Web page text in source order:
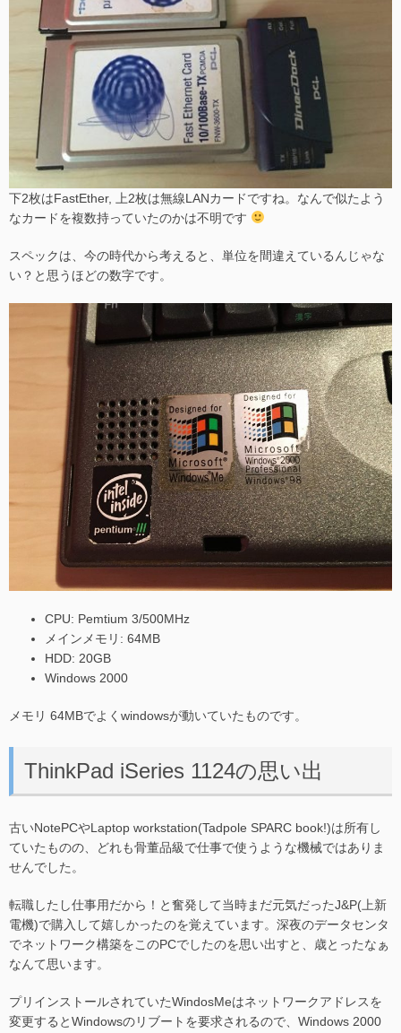
下2枚はFastEther, 上2枚は無線LANカードですね。なんで似たよう
なカードを複数持っていたのかは不明です
スペックは、今の時代から考えると、単位を間違えているんじゃな
い？と思うほどの数字です。
CPU: Pemtium 3/500MHz
メインメモリ: 64MB
HDD: 20GB
Windows 2000
メモリ 64MBでよくwindowsが動いていたものです。
ThinkPad iSeries 1124の思い出
古いNotePCやLaptop workstation(Tadpole SPARC book!)は所有し
ていたものの、どれも骨董品級で仕事で使うような機械ではありま
せんでした。
転職したし仕事用だから！と奮発して当時まだ元気だったJ&P(上新
電機)で購入して嬉しかったのを覚えています。深夜のデータセンタ
でネットワーク構築をこのPCでしたのを思い出すと、歳とったなぁ
なんて思います。
プリインストールされていたWindosMeはネットワークアドレスを
変更するとWindowsのリブートを要求されるので、Windows 2000